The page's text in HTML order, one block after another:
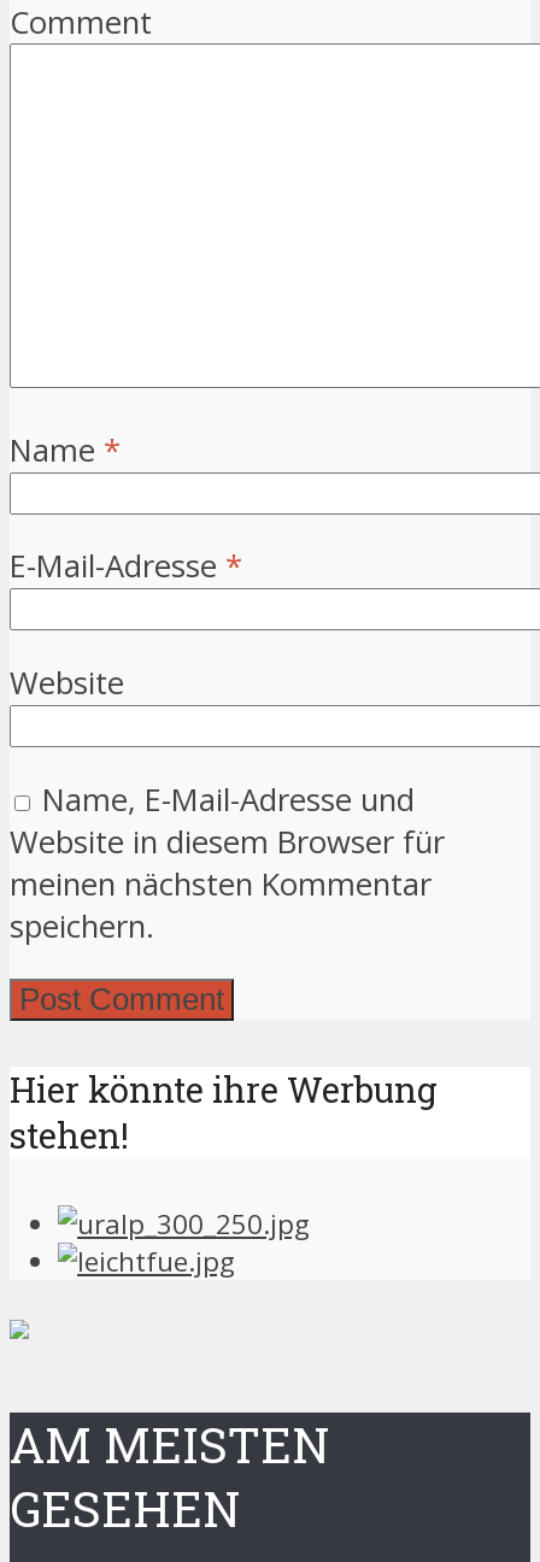
Comment
Name *
E-Mail-Adresse *
Website
Name, E-Mail-Adresse und
Website in diesem Browser für
meinen nächsten Kommentar
speichern.
Hier könnte ihre Werbung
stehen!
AM MEISTEN
GESEHEN